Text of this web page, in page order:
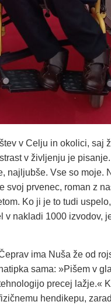
v Celju in okolici, saj
v življenju je
najljubše. Vse so moje.
prvenec, roman z
Ko ji je to tudi
v nakladi 1000 izvodov,
ima Nuša že od
sama: »Pišem v
precej lažje.«
hendikepu,